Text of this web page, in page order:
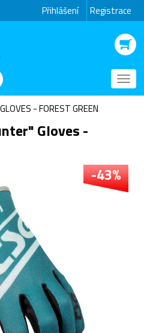
Přihlášení Registrace
- FOREST GREEN
Gloves -
-43%